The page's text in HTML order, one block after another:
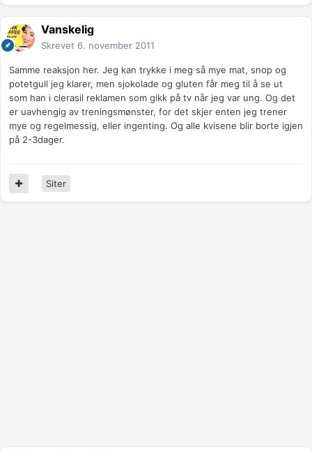
Vanskelig
Skrevet 6. november 2011
Samme reaksjon her. Jeg kan trykke i meg så mye mat, snop og
potetgull jeg klarer, men sjokolade og gluten får meg til å se ut
som han i clerasil reklamen som gikk på tv når jeg var ung. Og det
er uavhengig av treningsmønster, for det skjer enten jeg trener
mye og regelmessig, eller ingenting. Og alle kvisene blir borte igjen
på 2-3dager.
Siter